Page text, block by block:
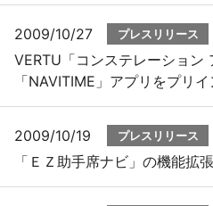
2009/10/27 プレスリリース
VERTU「コンステレーション
「NAVITIME」アプリをプリ
2009/10/19 プレスリリース
「ＥＺ助手席ナビ」の機能拡